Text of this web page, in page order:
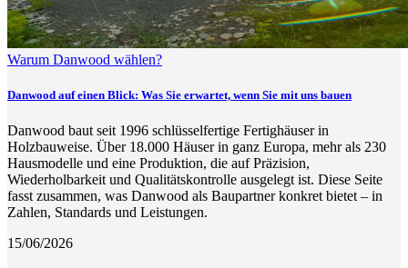
Warum Danwood wählen?
Danwood auf einen Blick: Was Sie erwartet, wenn Sie mit uns bauen
Danwood baut seit 1996 schlüsselfertige Fertighäuser in
Holzbauweise. Über 18.000 Häuser in ganz Europa, mehr als 230
Hausmodelle und eine Produktion, die auf Präzision,
Wiederholbarkeit und Qualitätskontrolle ausgelegt ist. Diese Seite
fasst zusammen, was Danwood als Baupartner konkret bietet – in
Zahlen, Standards und Leistungen.
15/06/2026